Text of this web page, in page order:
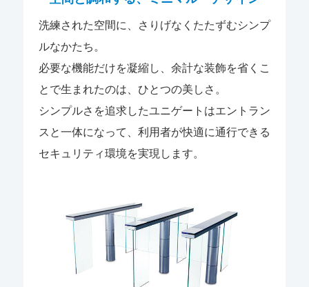
洗練された空間に、さりげなくたたずむシンプ
ルなかたち。
必要な機能だけを凝縮し、余計な装飾を省くこ
とで生まれたのは、ひとつの美しさ。
シンプルさを追求したユニゲートはエントラン
スと一体になって、利用者が快適に通行できる
セキュリティ環境を実現します。